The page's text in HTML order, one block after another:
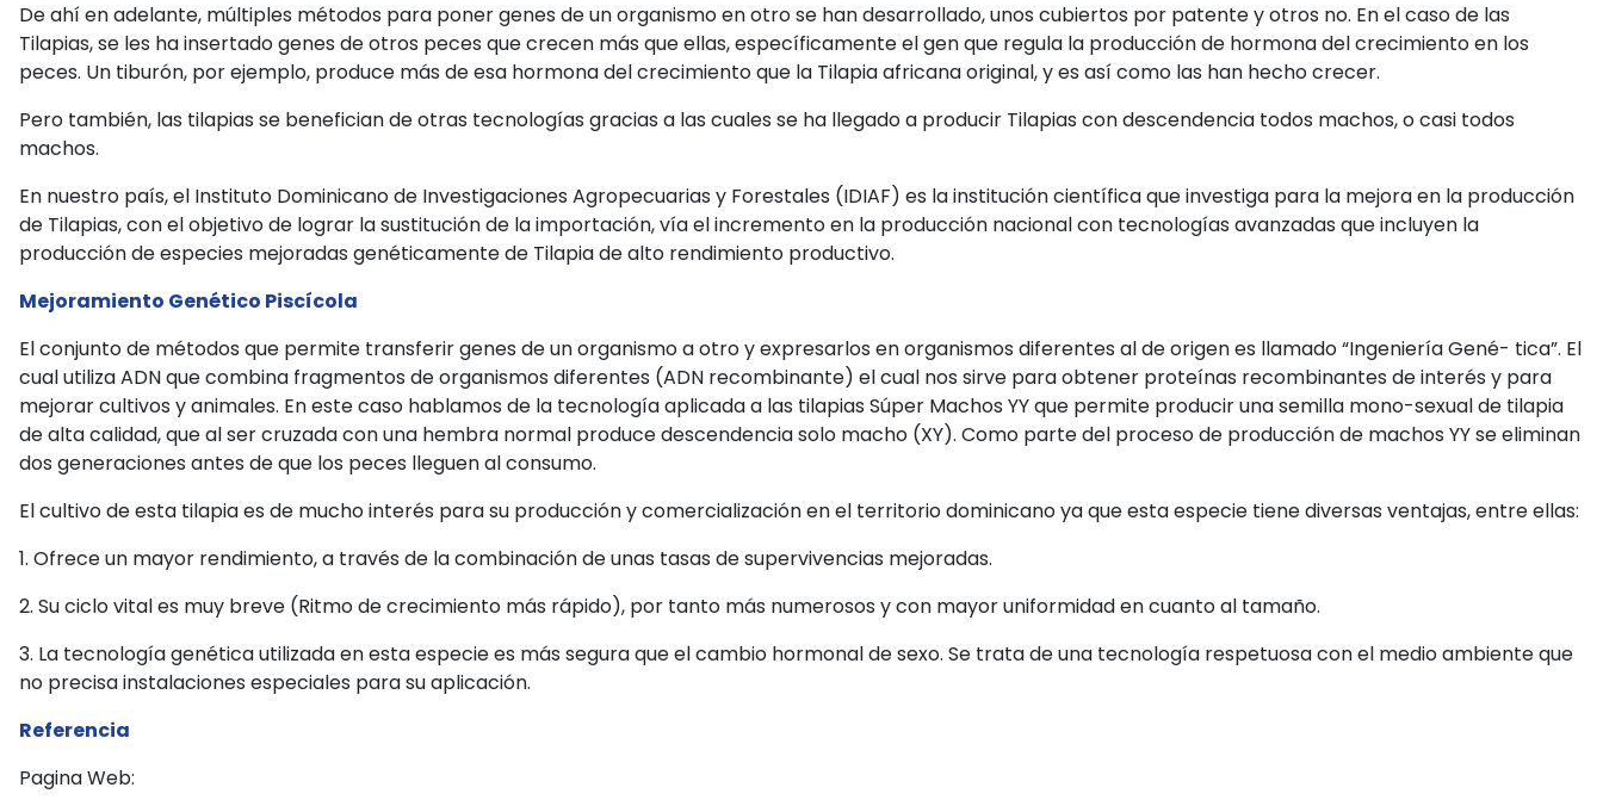
De ahí en adelante, múltiples métodos para poner genes de un organismo en otro se han desarrollado, unos cubiertos por patente y otros no. En el caso de las
Tilapias, se les ha insertado genes de otros peces que crecen más que ellas, específicamente el gen que regula la producción de hormona del crecimiento en los
peces. Un tiburón, por ejemplo, produce más de esa hormona del crecimiento que la Tilapia africana original, y es así como las han hecho crecer.
Pero también, las tilapias se benefician de otras tecnologías gracias a las cuales se ha llegado a producir Tilapias con descendencia todos machos, o casi todos
machos.
En nuestro país, el Instituto Dominicano de Investigaciones Agropecuarias y Forestales (IDIAF) es la institución científica que investiga para la mejora en la producción
de Tilapias, con el objetivo de lograr la sustitución de la importación, vía el incremento en la producción nacional con tecnologías avanzadas que incluyen la
producción de especies mejoradas genéticamente de Tilapia de alto rendimiento productivo.
Mejoramiento Genético Piscícola
El conjunto de métodos que permite transferir genes de un organismo a otro y expresarlos en organismos diferentes al de origen es llamado “Ingeniería Gené- tica”. El
cual utiliza ADN que combina fragmentos de organismos diferentes (ADN recombinante) el cual nos sirve para obtener proteínas recombinantes de interés y para
mejorar cultivos y animales. En este caso hablamos de la tecnología aplicada a las tilapias Súper Machos YY que permite producir una semilla mono-sexual de tilapia
de alta calidad, que al ser cruzada con una hembra normal produce descendencia solo macho (XY). Como parte del proceso de producción de machos YY se eliminan
dos generaciones antes de que los peces lleguen al consumo.
El cultivo de esta tilapia es de mucho interés para su producción y comercialización en el territorio dominicano ya que esta especie tiene diversas ventajas, entre ellas:
1. Ofrece un mayor rendimiento, a través de la combinación de unas tasas de supervivencias mejoradas.
2. Su ciclo vital es muy breve (Ritmo de crecimiento más rápido), por tanto más numerosos y con mayor uniformidad en cuanto al tamaño.
3. La tecnología genética utilizada en esta especie es más segura que el cambio hormonal de sexo. Se trata de una tecnología respetuosa con el medio ambiente que
no precisa instalaciones especiales para su aplicación.
Referencia
Pagina Web: